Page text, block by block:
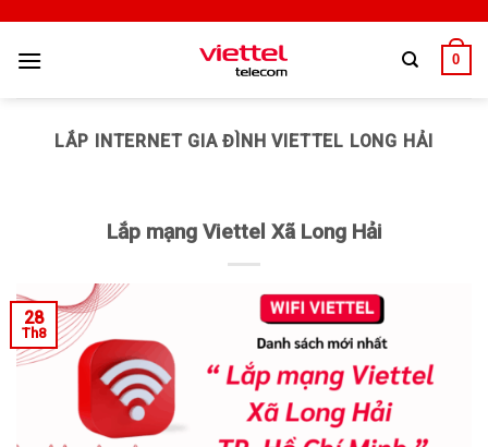
0
LẮP INTERNET GIA ĐÌNH VIETTEL LONG HẢI
Lắp mạng Viettel Xã Long Hải
28
Th8